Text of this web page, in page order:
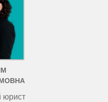
юрист